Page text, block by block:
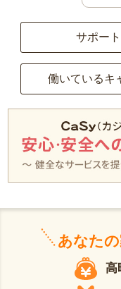
サポー
働いているキ
あなたの
高